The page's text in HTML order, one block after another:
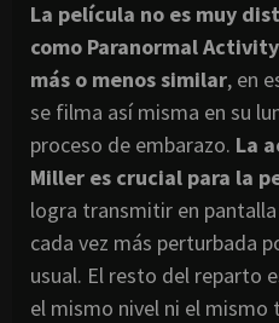
La película no es muy
como Paranormal
más o menos similar, en
se filma así misma en su
proceso de embarazo. La
Miller es crucial para la
logra transmitir en
cada vez más perturbada
usual. El resto del reparto
el mismo nivel ni el